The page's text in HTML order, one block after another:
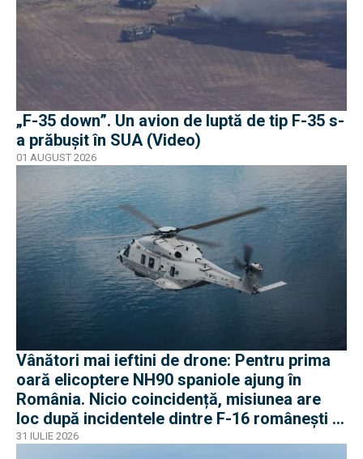
„F-35 down”. Un avion de luptă de tip F-35 s-
a prăbușit în SUA (Video)
01 AUGUST 2026
Vânători mai ieftini de drone: Pentru prima
oară elicoptere NH90 spaniole ajung în
România. Nicio coincidență, misiunea are
loc după incidentele dintre F-16 românești și
dronele ruse
31 IULIE 2026